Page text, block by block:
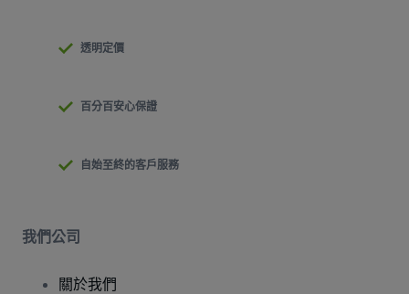
透明定價
百分百安心保證
自始至終的客戶服務
我們公司
關於我們